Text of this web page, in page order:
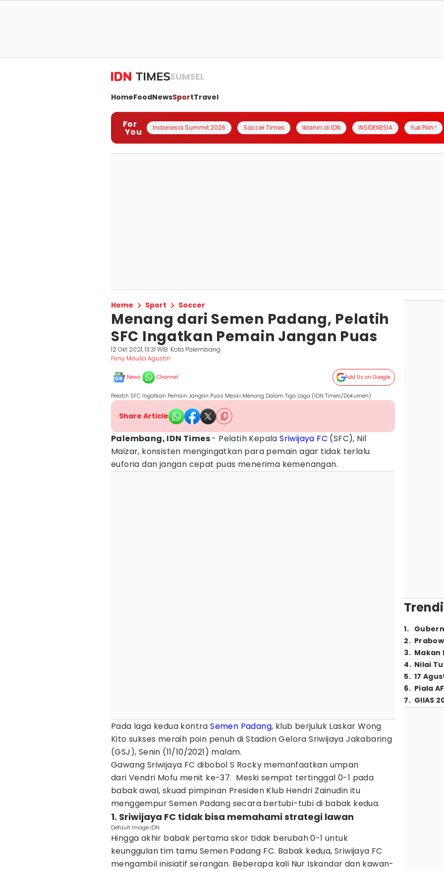
SUMSEL
HomeFoodNewsSportTravel
For
You Indonesia Summit 2026 Soccer Times Iklanin di IDN INSIDENESIA Yuk Pilih !
Home Sport Soccer
Menang dari Semen Padang, Pelatih
SFC Ingatkan Pemain Jangan Puas
12 Okt 2021, 13:31 WIB Kota Palembang
Feny Maulia Agustin
News Channel Add Us on Google
Pelatih SFC Ingatkan Pemain Jangan Puas Meski Menang Dalam Tiga Laga (IDN Times/Dokumen)
Share Article
Palembang, IDN Times- Pelatih KepalaSriwijaya FC (SFC), Nil
Maizar, konsisten mengingatkan para pemain agar tidak terlalu
euforia dan jangan cepat puas menerima kemenangan.
Pada laga kedua kontraSemen Padang, klub berjuluk Laskar Wong
Kito sukses meraih poin penuh di Stadion Gelora Sriwijaya Jakabaring
(GSJ), Senin (11/10/2021) malam.
Gawang Sriwijaya FC dibobol S Rocky memanfaatkan umpan
dari Vendri Mofu menit ke-37. Meski sempat tertinggal 0-1 pada
babak awal, skuad pimpinan Presiden Klub Hendri Zainudin itu
menggempur Semen Padang secara bertubi-tubi di babak kedua.
1. Sriwijaya FC tidak bisa memahami strategi lawan
Default Image IDN
Hingga akhir babak pertama skor tidak berubah 0-1 untuk
keunggulan tim tamu Semen Padang FC. Babak kedua, Sriwijaya FC
mengambil inisiatif serangan. Beberapa kali Nur Iskandar dan kawan-
1.
2.
3. Makan
4. Nilai
5. 17
6. Piala
7. GIIAS